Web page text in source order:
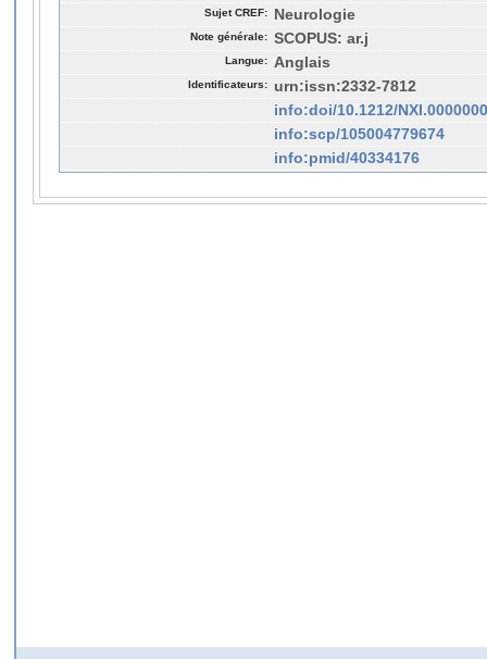
Sujet CREF: Neurologie
Note générale: SCOPUS: ar.j
Langue: Anglais
Identificateurs:
urn:issn:2332-7812
info:doi/10.1212/
info:scp/105004779674
info:pmid/40334176